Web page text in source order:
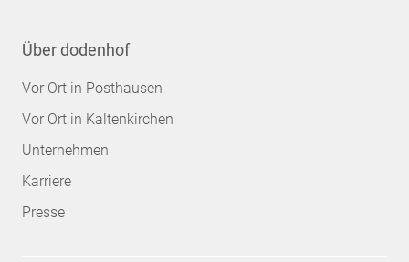
Über dodenhof
Vor Ort in Posthausen
Vor Ort in Kaltenkirchen
Unternehmen
Karriere
Presse